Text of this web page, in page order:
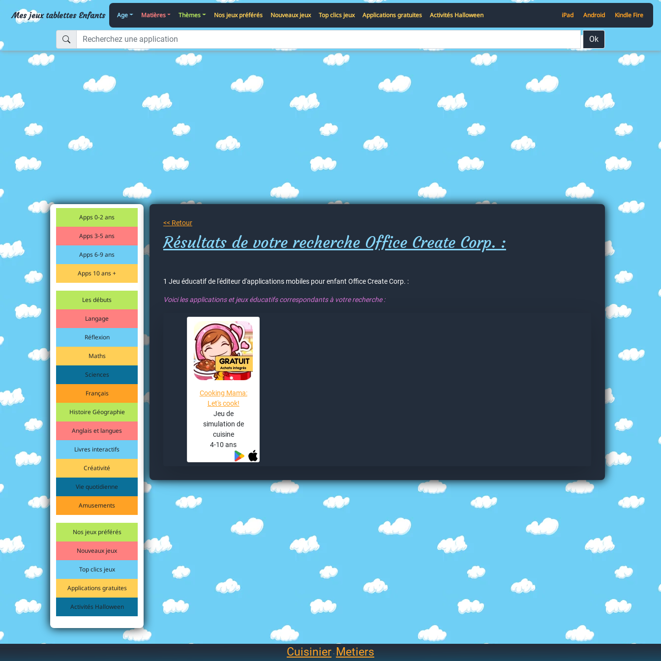
Mes jeux tablettes Enfants Age Matières Thèmes Nos jeux préférés Nouveaux jeux Top clics jeux Applications gratuites Activités Halloween iPad Android Kindle Fire
Ok
Apps 0-2 ans
Apps 3-5 ans
Apps 6-9 ans
Apps 10 ans +
Les débuts
Langage
Réflexion
Maths
Sciences
Français
Histoire Géographie
Anglais et langues
Livres interactifs
Créativité
Vie quotidienne
Amusements
Nos jeux préférés
Nouveaux jeux
Top clics jeux
Applications gratuites
Activités Halloween
<< Retour
Résultats de votre recherche Office Create Corp. :
1 Jeu éducatif de l'éditeur d'applications mobiles pour enfant Office Create Corp. :
Voici les applications et jeux éducatifs correspondants à votre recherche :
Cooking Mama:
Let's cook!
Jeu de
simulation de
cuisine
4-10 ans
Cuisinier - Metiers